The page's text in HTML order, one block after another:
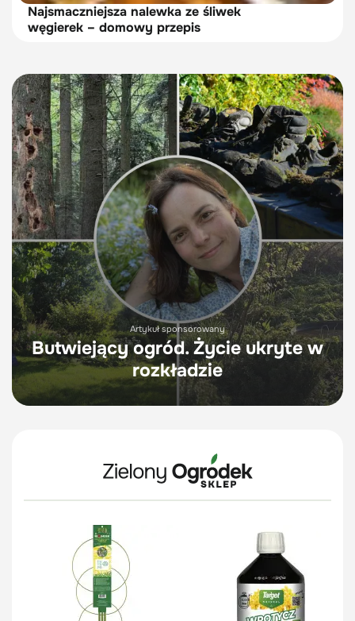
Najsmaczniejsza nalewka ze śliwek
węgierek – domowy przepis
Artykuł sponsorowany
Butwiejący ogród. Życie ukryte w
rozkładzie